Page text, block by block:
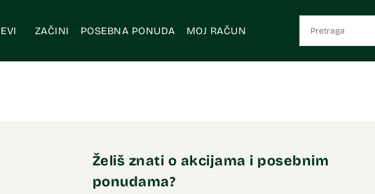
ZAČINI POSEBNA PONUDA MOJ RAČUN
Želiš znati o akcijama i posebnim
ponudama?